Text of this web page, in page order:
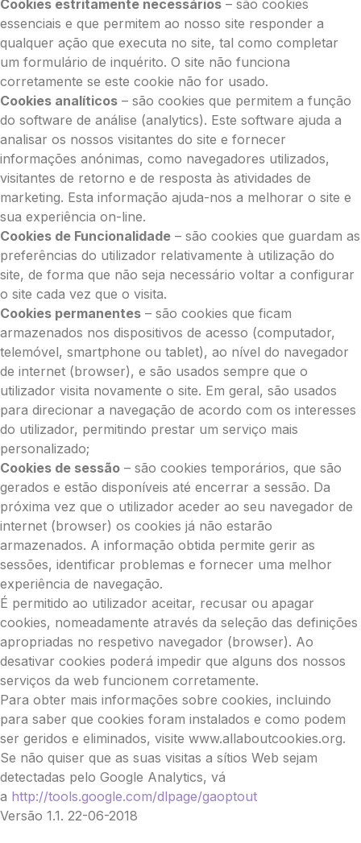
Cookies estritamente necessários – são cookies
essenciais e que permitem ao nosso site responder a
qualquer ação que executa no site, tal como completar
um formulário de inquérito. O site não funciona
corretamente se este cookie não for usado.
Cookies analíticos – são cookies que permitem a função
do software de análise (analytics). Este software ajuda a
analisar os nossos visitantes do site e fornecer
informações anónimas, como navegadores utilizados,
visitantes de retorno e de resposta às atividades de
marketing. Esta informação ajuda-nos a melhorar o site e
sua experiência on-line.
Cookies de Funcionalidade – são cookies que guardam as
preferências do utilizador relativamente à utilização do
site, de forma que não seja necessário voltar a configurar
o site cada vez que o visita.
Cookies permanentes – são cookies que ficam
armazenados nos dispositivos de acesso (computador,
telemóvel, smartphone ou tablet), ao nível do navegador
de internet (browser), e são usados sempre que o
utilizador visita novamente o site. Em geral, são usados
para direcionar a navegação de acordo com os interesses
do utilizador, permitindo prestar um serviço mais
personalizado;
Cookies de sessão – são cookies temporários, que são
gerados e estão disponíveis até encerrar a sessão. Da
próxima vez que o utilizador aceder ao seu navegador de
internet (browser) os cookies já não estarão
armazenados. A informação obtida permite gerir as
sessões, identificar problemas e fornecer uma melhor
experiência de navegação.
É permitido ao utilizador aceitar, recusar ou apagar
cookies, nomeadamente através da seleção das definições
apropriadas no respetivo navegador (browser). Ao
desativar cookies poderá impedir que alguns dos nossos
serviços da web funcionem corretamente.
Para obter mais informações sobre cookies, incluindo
para saber que cookies foram instalados e como podem
ser geridos e eliminados, visite www.allaboutcookies.org.
Se não quiser que as suas visitas a sítios Web sejam
detectadas pelo Google Analytics, vá
a http://tools.google.com/dlpage/gaoptout
Versão 1.1. 22-06-2018